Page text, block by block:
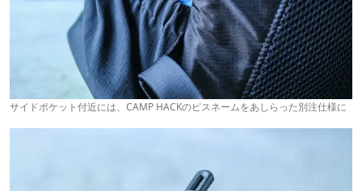
サイドポケット付近には、CAMP HACKのピスネームをあしらった別注仕様に